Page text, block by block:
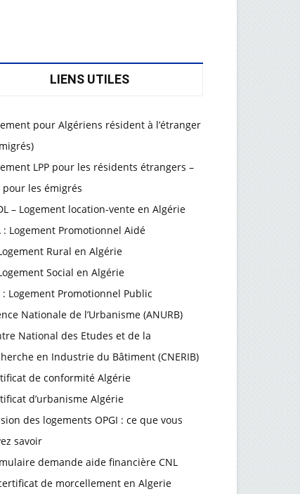
LIENS UTILES
pour Algériens résident à l’étranger
LPP pour les résidents étrangers –
pour les émigrés
– Logement location-vente en Algérie
: Logement Promotionnel Aidé
Rural en Algérie
Social en Algérie
: Logement Promotionnel Public
Nationale de l’Urbanisme (ANURB)
National des Etudes et de la
en Industrie du Bâtiment (CNERIB)
de conformité Algérie
d’urbanisme Algérie
des logements OPGI : ce que vous
savoir
demande aide financière CNL
de morcellement en Algerie